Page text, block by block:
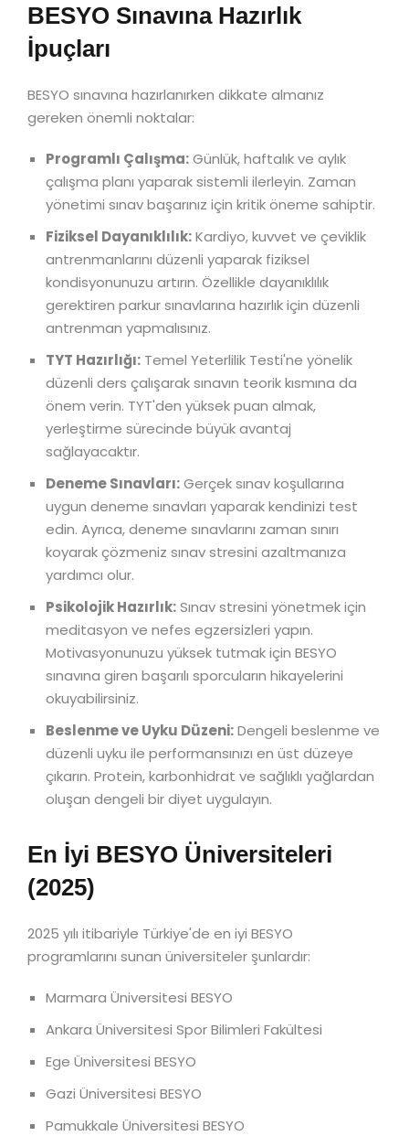
BESYO Sınavına Hazırlık
İpuçları
BESYO sınavına hazırlanırken dikkate almanız
gereken önemli noktalar:
Programlı Çalışma:Günlük, haftalık ve aylık
çalışma planı yaparak sistemli ilerleyin. Zaman
yönetimi sınav başarınız için kritik öneme sahiptir.
Fiziksel Dayanıklılık:Kardiyo, kuvvet ve çeviklik
antrenmanlarını düzenli yaparak fiziksel
kondisyonunuzu artırın. Özellikle dayanıklılık
gerektiren parkur sınavlarına hazırlık için düzenli
antrenman yapmalısınız.
TYT Hazırlığı: Temel Yeterlilik Testi'ne yönelik
düzenli ders çalışarak sınavın teorik kısmına da
önem verin. TYT'den yüksek puan almak,
yerleştirme sürecinde büyük avantaj
sağlayacaktır.
Deneme Sınavları:Gerçek sınav koşullarına
uygun deneme sınavları yaparak kendinizi test
edin. Ayrıca, deneme sınavlarını zaman sınırı
koyarak çözmeniz sınav stresini azaltmanıza
yardımcı olur.
Psikolojik Hazırlık:Sınav stresini yönetmek için
meditasyon ve nefes egzersizleri yapın.
Motivasyonunuzu yüksek tutmak için BESYO
sınavına giren başarılı sporcuların hikayelerini
okuyabilirsiniz.
Beslenme ve Uyku Düzeni:Dengeli beslenme ve
düzenli uyku ile performansınızı en üst düzeye
çıkarın. Protein, karbonhidrat ve sağlıklı yağlardan
oluşan dengeli bir diyet uygulayın.
En İyi BESYO Üniversiteleri
(2025)
2025 yılı itibariyle Türkiye'de en iyi BESYO
programlarını sunan üniversiteler şunlardır:
Marmara Üniversitesi BESYO
Ankara Üniversitesi Spor Bilimleri Fakültesi
Ege Üniversitesi BESYO
Gazi Üniversitesi BESYO
Pamukkale Üniversitesi BESYO